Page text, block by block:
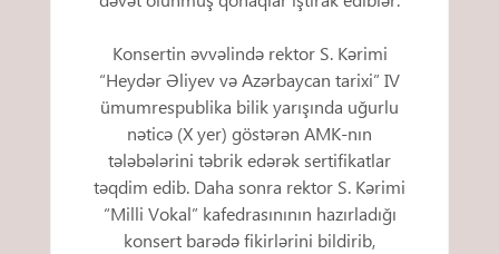
Konsertin əvvəlində rektor S. Kərimi
“Heydər Əliyev və Azərbaycan tarixi” IV
ümumrespublika bilik yarışında uğurlu
nəticə (X yer) göstərən AMK-nın
tələbələrini təbrik edərək sertifikatlar
təqdim edib. Daha sonra rektor S. Kərimi
“Milli Vokal” kafedrasınının hazırladığı
konsert barədə fikirlərini bildirib,